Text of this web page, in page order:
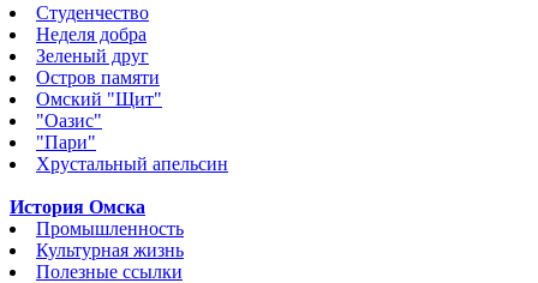
Студенчество
Неделя добра
Зеленый друг
Остров памяти
Омский "Щит"
"Оазис"
"Пари"
Хрустальный апельсин
История Омска
Промышленность
Культурная жизнь
Полезные ссылки